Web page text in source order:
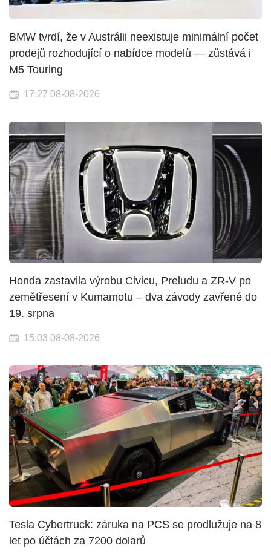
BMW tvrdí, že v Austrálii neexistuje minimální počet
prodejů rozhodující o nabídce modelů — zůstává i
M5 Touring
17:27 08-08-2026
Honda zastavila výrobu Civicu, Preludu a ZR-V po
zemětřesení v Kumamotu – dva závody zavřené do
19. srpna
15:03 08-08-2026
Tesla Cybertruck: záruka na PCS se prodlužuje na 8
let po účtách za 7200 dolarů